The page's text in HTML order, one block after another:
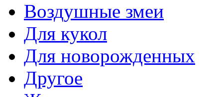
Воздушные змеи
Для кукол
Для новорожденных
Другое